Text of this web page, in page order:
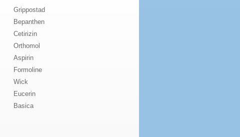
Grippostad
Bepanthen
Cetirizin
Orthomol
Aspirin
Formoline
Wick
Eucerin
Basica